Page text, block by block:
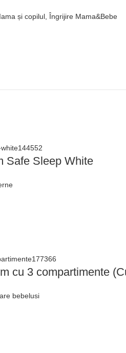
și copilul, Îngrijire Mama&Bebe
Safe Sleep White
cu 3 compartimente
bebelusi